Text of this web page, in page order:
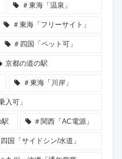
＃東海「温泉」
＃東海「フリーサイト」
＃四国「ペット可」
京都の道の駅
＃東海「川岸」
入可」
駅 ＃関西「AC電源」
四国「サイドシン/水道」